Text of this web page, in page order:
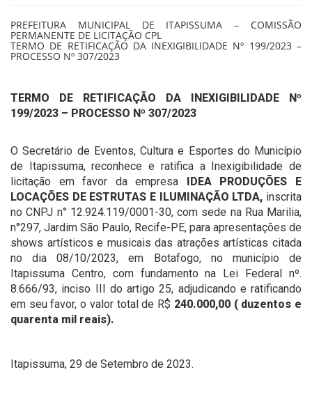
PREFEITURA MUNICIPAL DE ITAPISSUMA – COMISSÃO
PERMANENTE DE LICITAÇÃO CPL
TERMO DE RETIFICAÇÃO DA INEXIGIBILIDADE Nº 199/2023 –
PROCESSO Nº 307/2023
TERMO DE RETIFICAÇÃO DA INEXIGIBILIDADE Nº
199/2023 – PROCESSO Nº 307/2023
O Secretário de Eventos, Cultura e Esportes do Município
de Itapissuma, reconhece e ratifica a Inexigibilidade de
licitação em favor da empresa IDEA PRODUÇÕES E
LOCAÇÕES DE ESTRUTAS E ILUMINAÇÃO LTDA, inscrita
no CNPJ n° 12.924.119/0001-30, com sede na Rua Marilia,
n°297, Jardim São Paulo, Recife-PE, para apresentações de
shows artísticos e musicais das atrações artísticas citada
no dia 08/10/2023, em Botafogo, no município de
Itapissuma Centro, com fundamento na Lei Federal nº.
8.666/93, inciso III do artigo 25, adjudicando e ratificando
em seu favor, o valor total de R$ 240.000,00 ( duzentos e
quarenta mil reais).
Itapissuma, 29 de Setembro de 2023.